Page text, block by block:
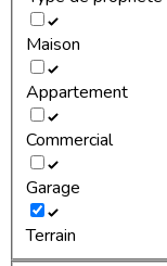
Maison
Appartement
Commercial
Garage
Terrain